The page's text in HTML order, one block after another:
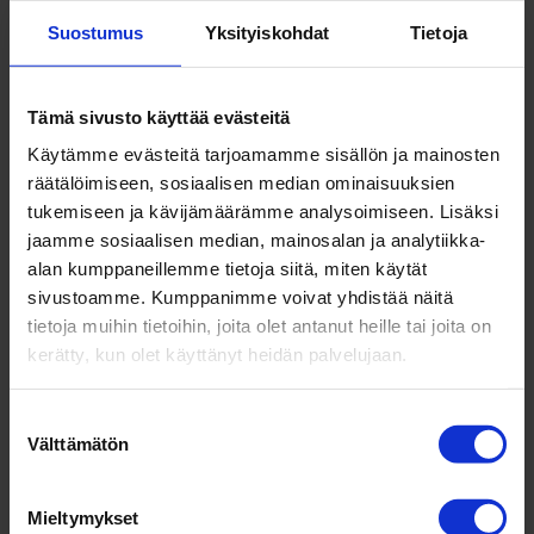
Suostumus Yksityiskohdat Tietoja
Tämä sivusto käyttää evästeitä
Käytämme evästeitä tarjoamamme sisällön ja mainosten
räätälöimiseen, sosiaalisen median ominaisuuksien
tukemiseen ja kävijämäärämme analysoimiseen. Lisäksi
jaamme sosiaalisen median, mainosalan ja analytiikka-
alan kumppaneillemme tietoja siitä, miten käytät
sivustoamme. Kumppanimme voivat yhdistää näitä
tietoja muihin tietoihin, joita olet antanut heille tai joita on
kerätty, kun olet käyttänyt heidän palvelujaan.
valinta
Välttämätön
Mieltymykset
kaan­tu­misten ennal­taeh­käisy, liik­ku­vuuden
Myynti: 6 hyvää ja hel­posti toteu­tet­tavaa
keinoa myyjän asian­tun­te­muksen levit­tä­
miseen?
mennessäjallu|syys 7, 2016|Kaikki,Myynti &
Markkinointi
Asiak­kaiden tuo­te­tie­touden kas­vaessa on myy­
jiltä ruvettu vaa­timaan entistä enemmän asian­
tun­ti­juutta. Asiakkaat etsivät rat­kaisuja omiin
haas­taviin ongel­miinsa ja kai­paavat pää­tös­
mie­li­pi­teitä. Saa­malla puo­lu­ee­tonta tietoa